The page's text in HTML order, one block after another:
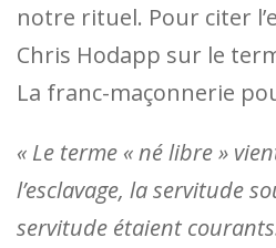
notre rituel. Pour citer
Chris Hodapp sur le
La franc-maçonnerie
« Le terme « né libre »
l’esclavage, la servitude
servitude étaient